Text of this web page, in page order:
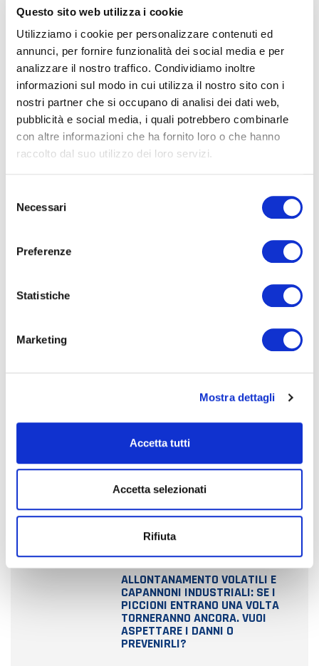
Questo sito web utilizza i cookie
Utilizziamo i cookie per personalizzare contenuti ed
annunci, per fornire funzionalità dei social media e per
analizzare il nostro traffico. Condividiamo inoltre
informazioni sul modo in cui utilizza il nostro sito con i
nostri partner che si occupano di analisi dei dati web,
pubblicità e social media, i quali potrebbero combinarle
con altre informazioni che ha fornito loro o che hanno
raccolto dal suo utilizzo dei loro servizi.
Necessari
Preferenze
Statistiche
Marketing
Mostra dettagli
Accetta tutti
Accetta selezionati
Rifiuta
21
2017
INSERITO DAALESSANDRA ARTICOLI IN PRIMO PIANO,SISTEMI
ALLONTANAMENTO VOLATILI
0 COMMENTI
E’ PRIMAVERA SVEGLIATEVI
appurare se è il 20 o il 21 Marzo… a noi importa esservi vicini nel
momento in cui, aprendo le finestre o le porte finestre, vi
ULTIME NEWS
ALLONTANAMENTO VOLATILI E
CAPANNONI INDUSTRIALI: SE I
PICCIONI ENTRANO UNA VOLTA
TORNERANNO ANCORA. VUOI
ASPETTARE I DANNI O
PREVENIRLI?